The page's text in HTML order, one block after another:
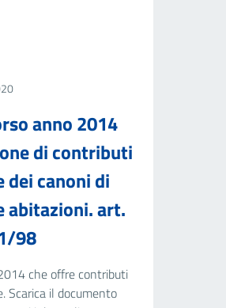
anno 2014
di contributi
dei canoni di
abitazioni. art.
98
che offre contributi
Scarica il documento